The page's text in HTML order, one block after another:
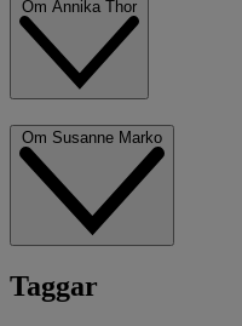
Taggar